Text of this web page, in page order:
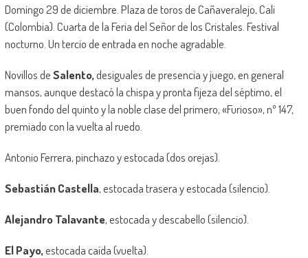
Domingo 29 de diciembre. Plaza de toros de Cañaveralejo, Cali
(Colombia). Cuarta de la Feria del Señor de los Cristales. Festival
nocturno. Un tercio de entrada en noche agradable.
Novillos deSalento,desiguales de presencia y juego, en general
mansos, aunque destacó la chispa y pronta fijeza del séptimo, el
buen fondo del quinto y la noble clase del primero, «Furioso», nº 147,
premiado con la vuelta al ruedo.
Antonio Ferrera, pinchazo y estocada (dos orejas).
Sebastián Castella, estocada trasera y estocada (silencio).
Alejandro Talavante, estocada y descabello (silencio).
El Payo,estocada caída (vuelta).